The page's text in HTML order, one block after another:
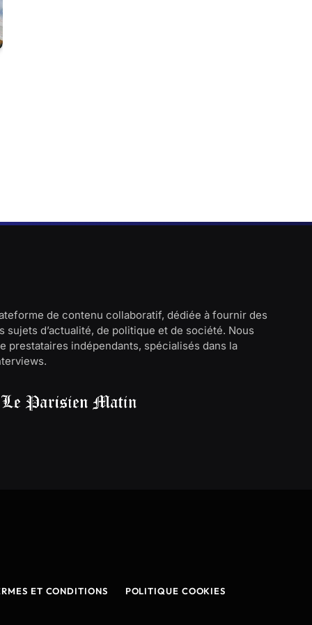
de contenu collaboratif, dédiée à fournir des
sujets d’actualité, de politique et de société. Nous
prestataires indépendants, spécialisés dans la
ET CONDITIONS POLITIQUE COOKIES